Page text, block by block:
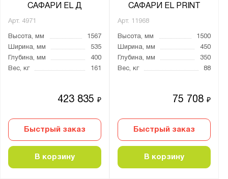
САФАРИ EL Д
Арт. 4971
Высота, мм
1567
Ширина, мм
535
Глубина, мм
400
Вес, кг
161
423 835₽
Быстрый заказ
В корзину
САФАРИ EL PRINT
Арт. 11968
Высота, мм
1500
Ширина, мм
450
Глубина, мм
350
Вес, кг
88
75 708₽
Быстрый заказ
В корзину
Для документов
Для оружия
Металл
Страна производства:
Германия